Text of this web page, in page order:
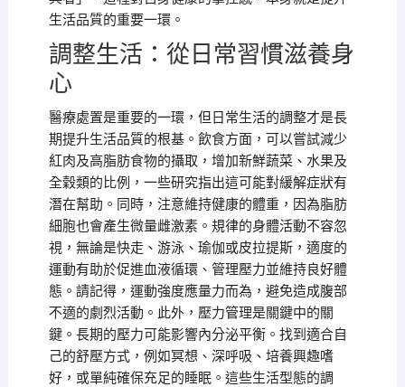
生活品質的重要一環。
調整生活：從日常習慣滋養身
心
醫療處置是重要的一環，但日常生活的調整才是長
期提升生活品質的根基。飲食方面，可以嘗試減少
紅肉及高脂肪食物的攝取，增加新鮮蔬菜、水果及
全穀類的比例，一些研究指出這可能對緩解症狀有
潛在幫助。同時，注意維持健康的體重，因為脂肪
細胞也會產生微量雌激素。規律的身體活動不容忽
視，無論是快走、游泳、瑜伽或皮拉提斯，適度的
運動有助於促進血液循環、管理壓力並維持良好體
態。請記得，運動強度應量力而為，避免造成腹部
不適的劇烈活動。此外，壓力管理是關鍵中的關
鍵。長期的壓力可能影響內分泌平衡。找到適合自
己的舒壓方式，例如冥想、深呼吸、培養興趣嗜
好，或單純確保充足的睡眠。這些生活型態的調